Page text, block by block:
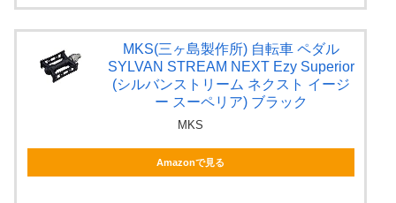
MKS(三ヶ島製作所) 自転車 ペダル
SYLVAN STREAM NEXT Ezy Superior
(シルバンストリーム ネクスト イージ
ー スーペリア) ブラック
MKS
Amazonで見る